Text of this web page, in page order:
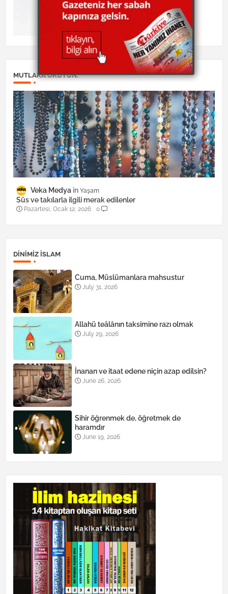
MUTLAKA OKUYUN:
Veka Medya Yaşam
Süs ve takılarla ilgili merak edilenler
Pazartesi, Ocak 12, 2026 0
DINIMIZ ISLAM
Cuma, Müslümanlara mahsustur
July 31, 2026
Allahü teâlânın taksimine razı olmak
July 29, 2026
İnanan ve itaat edene niçin azap edilsin?
June 26, 2026
Sihir öğrenmek de, öğretmek de
haramdır
June 19, 2026